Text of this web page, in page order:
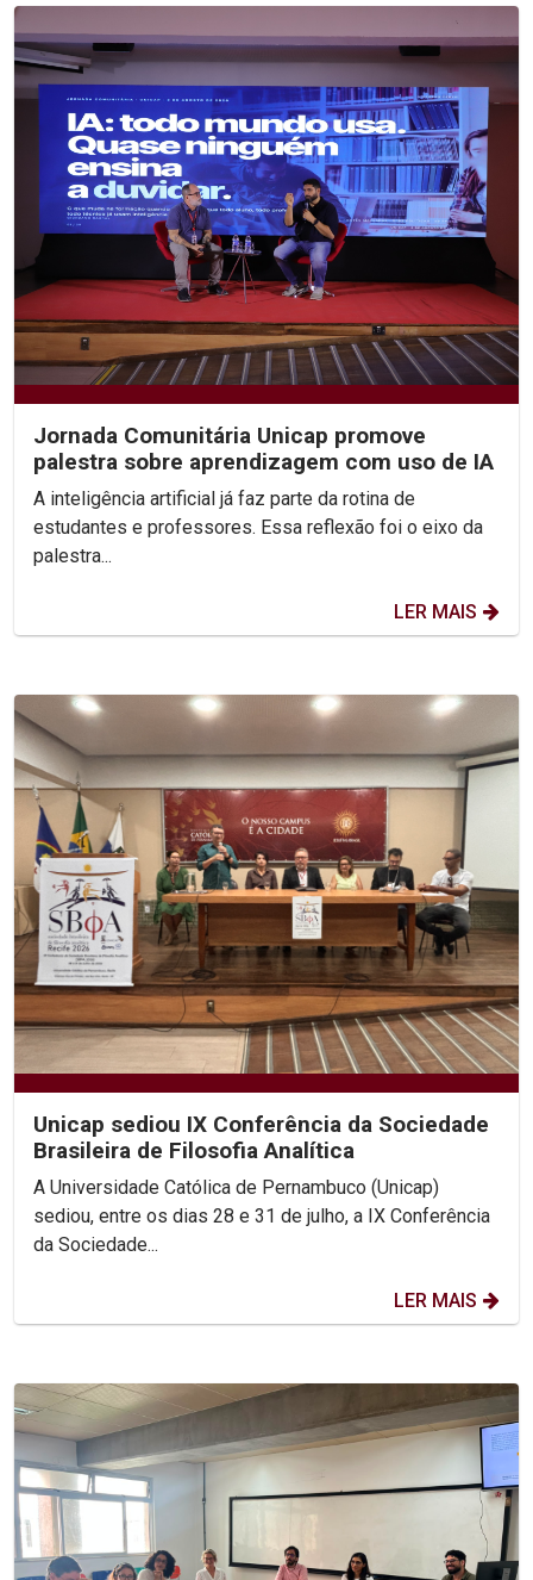
Jornada Comunitária Unicap promove
palestra sobre aprendizagem com uso de IA
A inteligência artificial já faz parte da rotina de
estudantes e professores. Essa reflexão foi o eixo da
palestra...
LER MAIS
Unicap sediou IX Conferência da Sociedade
Brasileira de Filosofia Analítica
A Universidade Católica de Pernambuco (Unicap)
sediou, entre os dias 28 e 31 de julho, a IX Conferência
da Sociedade...
LER MAIS